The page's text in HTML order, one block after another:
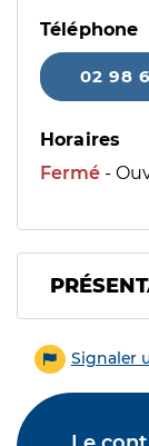
Téléphone
02 98
Horaires
Fermé -
Signaler